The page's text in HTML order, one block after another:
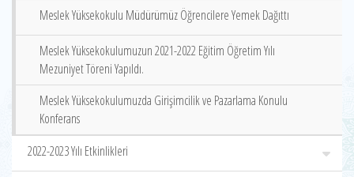
Meslek Yüksekokulu Müdürümüz Öğrencilere Yemek Dağıttı
Meslek Yüksekokulumuzun 2021-2022 Eğitim Öğretim Yılı
Mezuniyet Töreni Yapıldı.
Meslek Yüksekokulumuzda Girişimcilik ve Pazarlama Konulu
Konferans
2022-2023 Yılı Etkinlikleri